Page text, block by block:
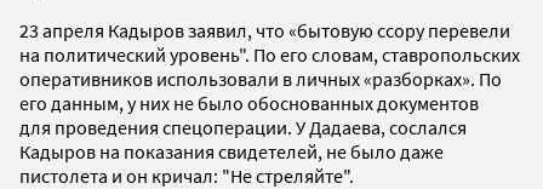
23 апреля Кадыров заявил, что «бытовую ссору перевели
на политический уровень". По его словам, ставропольских
оперативников использовали в личных «разборках». По
его данным, у них не было обоснованных документов
для проведения спецоперации. У Дадаева, сослался
Кадыров на показания свидетелей, не было даже
пистолета и он кричал: "Не стреляйте".